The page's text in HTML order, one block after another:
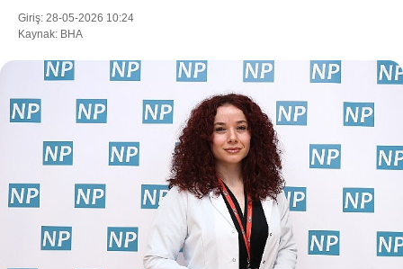
Facebook
Instagram
Youtube
Giriş: 28-05-2026 10:24
Kaynak: BHA